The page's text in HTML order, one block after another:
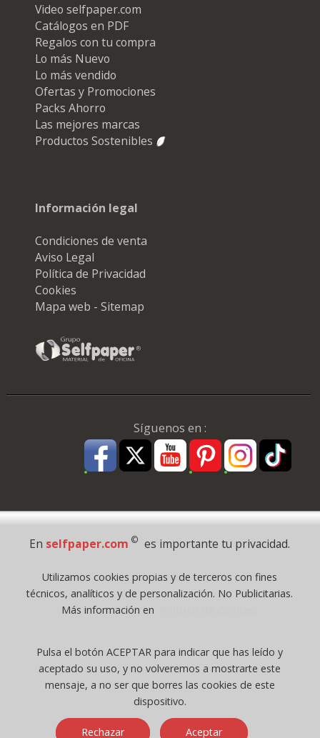
Video selfpaper.com
Catálogos en PDF
Regalos con tu compra
Lo más Nuevo
Lo más vendido
Ofertas y Promociones
Packs Ahorro
Las mejores marcas
Productos Sostenibles
Información legal
Condiciones de venta
Aviso Legal
Política de Privacidad
Cookies
Mapa web - Sitemap
Síguenos en :
Pago Seguro
Todos los derechos reservados
©selfpaper.com, y las webs de ©gruposelfpaper.org están gestionadas, y
Registro Mercantil de Valencia ( España ) CEE:
Tomo 7263, Libro 4565, Folio 1, Sección 8, Hoja V-85203.
Móvil / Tablet - Bot mozilla/5.0 (linux; android 14; pixel 8)
applewebkit/537.36 (khtml, like gecko) chrome/131.0.0.0 mobile
En selfpaper.com © es importante tu privacidad.
Utilizamos cookies propias y de terceros con fines
técnicos, analíticos y de personalización. No Publicitarias.
Más información en
Pulsa el botón ACEPTAR para indicar que has leído y
aceptado su uso, y no volveremos a mostrarte este
mensaje, a no ser que borres las cookies de este
dispositivo.
Rechazar Aceptar